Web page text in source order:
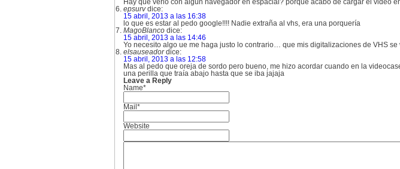
Hay que verlo con algun navegador en espacial? porque acabo de cargar el video
epsurv dice:
15 abril, 2013 a las 16:38
lo que es estar al pedo google!!!! Nadie extraña al vhs, era una porquería
MagoBlanco dice:
15 abril, 2013 a las 14:46
Yo necesito algo ue me haga justo lo contrario… que mis digitalizaciones de VHS se
elsauseador dice:
15 abril, 2013 a las 12:58
Mas al pedo que oreja de sordo pero bueno, me hizo acordar cuando en la
una perilla que traía abajo hasta que se iba jajaja
Leave a Reply
Name*
Mail*
Website